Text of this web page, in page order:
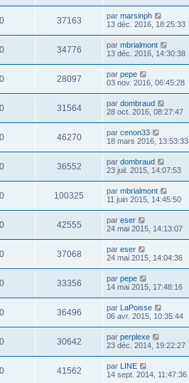
0 37163 par marsinph
13 déc. 2016, 18:25:33
0 34776 par mbrialmont
13 déc. 2016, 14:30:38
0 28097 par pepe
03 nov. 2016, 06:45:28
0 31564 par dombraud
28 oct. 2016, 08:27:47
0 46270 par cenon33
18 mars 2016, 13:53:33
0 36552 par dombraud
23 juil. 2015, 14:07:53
0 100325 par mbrialmont
11 juin 2015, 14:45:50
0 42555 par eser
24 mai 2015, 14:13:07
0 37068 par eser
24 mai 2015, 14:04:36
0 33356 par pepe
14 mai 2015, 17:48:16
0 36496 par LaPoisse
06 avr. 2015, 10:35:44
0 30642 par perplexe
23 déc. 2014, 19:22:27
0 41562 par LINE
14 sept. 2014, 11:47:36